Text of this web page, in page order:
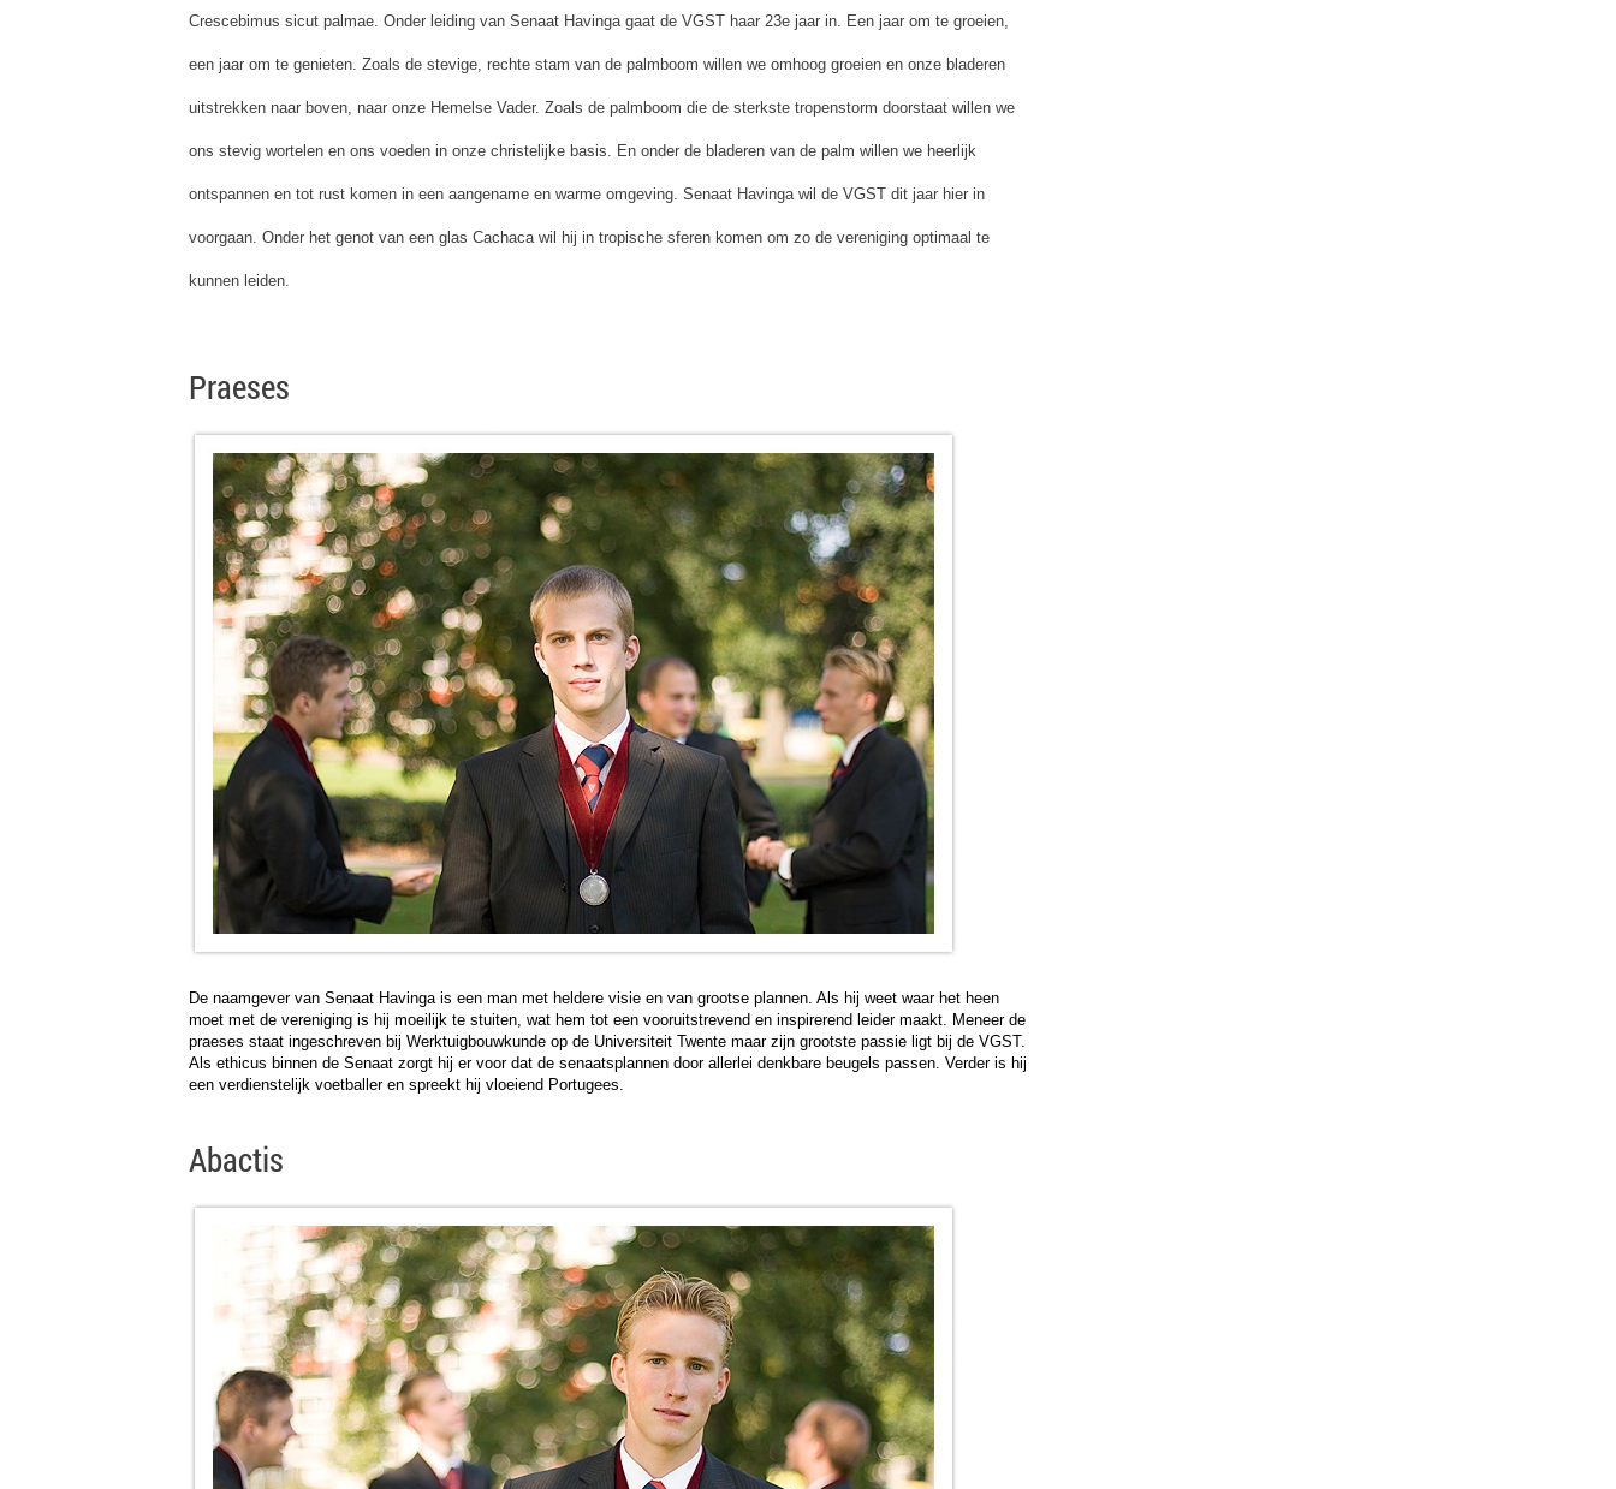
Crescebimus sicut palmae. Onder leiding van Senaat Havinga gaat de VGST haar 23e jaar in. Een jaar om te groeien,
een jaar om te genieten. Zoals de stevige, rechte stam van de palmboom willen we omhoog groeien en onze bladeren
uitstrekken naar boven, naar onze Hemelse Vader. Zoals de palmboom die de sterkste tropenstorm doorstaat willen we
ons stevig wortelen en ons voeden in onze christelijke basis. En onder de bladeren van de palm willen we heerlijk
ontspannen en tot rust komen in een aangename en warme omgeving. Senaat Havinga wil de VGST dit jaar hier in
voorgaan. Onder het genot van een glas Cachaca wil hij in tropische sferen komen om zo de vereniging optimaal te
kunnen leiden.
Praeses
De naamgever van Senaat Havinga is een man met heldere visie en van grootse plannen. Als hij weet waar het heen
moet met de vereniging is hij moeilijk te stuiten, wat hem tot een vooruitstrevend en inspirerend leider maakt. Meneer de
praeses staat ingeschreven bij Werktuigbouwkunde op de Universiteit Twente maar zijn grootste passie ligt bij de VGST.
Als ethicus binnen de Senaat zorgt hij er voor dat de senaatsplannen door allerlei denkbare beugels passen. Verder is hij
een verdienstelijk voetballer en spreekt hij vloeiend Portugees.
Abactis